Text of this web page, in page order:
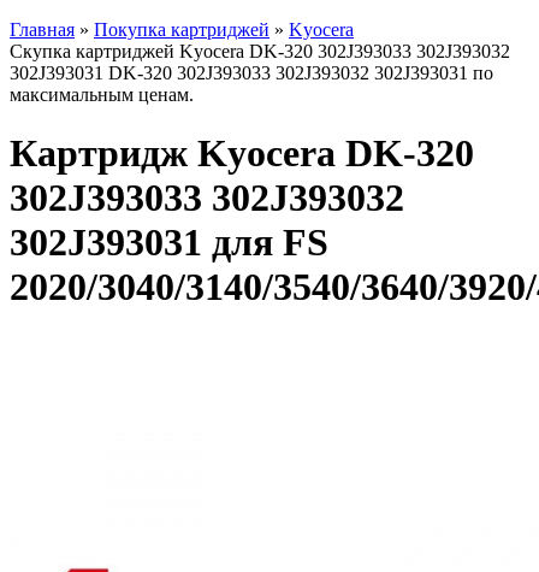
Главная » Покупка картриджей » Kyocera
Скупка картриджей Kyocera DK-320 302J393033 302J393032
302J393031 DK-320 302J393033 302J393032 302J393031 по
максимальным ценам.
Картридж Kyocera DK-320
302J393033 302J393032
302J393031 для FS
2020/3040/3140/3540/3640/